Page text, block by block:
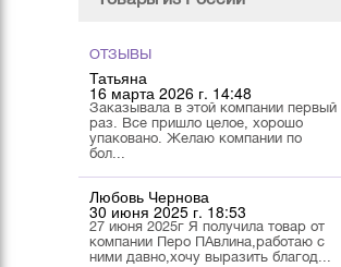
ОТЗЫВЫ
Татьяна
16 марта 2026 г. 14:48
Заказывала в этой компании первый
раз. Все пришло целое, хорошо
упаковано. Желаю компании по
бол...
Любовь Чернова
30 июня 2025 г. 18:53
27 июня 2025г Я получила товар от
компании Перо ПАвлина,работаю с
ними давно,хочу выразить благод...